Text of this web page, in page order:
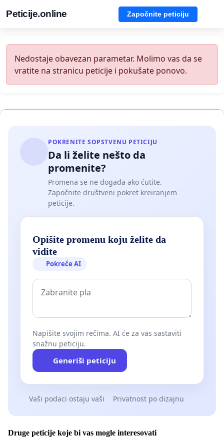
Peticije.online Započnite peticiju
Nedostaje obavezan parametar. Molimo vas da se
vratite na stranicu peticije i pokušate ponovo.
POKRENITE SOPSTVENU PETICIJU
Da li želite nešto da
promenite?
Promena se ne događa ako ćutite.
Započnite društveni pokret kreiranjem
peticije.
Opišite promenu koju želite da
vidite
Pokreće AI
Napišite svojim rečima. AI će za vas sastaviti
snažnu peticiju.
Generiši peticiju
Vaši podaci ostaju vaši Privatnost po dizajnu
Druge peticije koje bi vas mogle interesovati